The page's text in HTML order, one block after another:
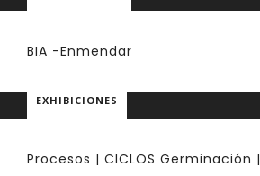
BIA -Enmendar
EXHIBICIONES
Procesos | CICLOS Germinación |